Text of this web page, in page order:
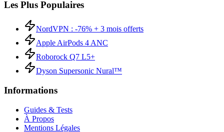
Les Plus Populaires
NordVPN : -76% + 3 mois offerts
Apple AirPods 4 ANC
Roborock Q7 L5+
Dyson Supersonic Nural™
Informations
Guides & Tests
À Propos
Mentions Légales